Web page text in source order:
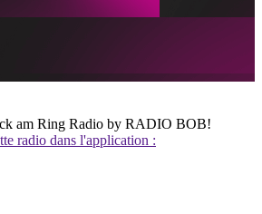
am Ring Radio by RADIO BOB!
radio dans l'application :